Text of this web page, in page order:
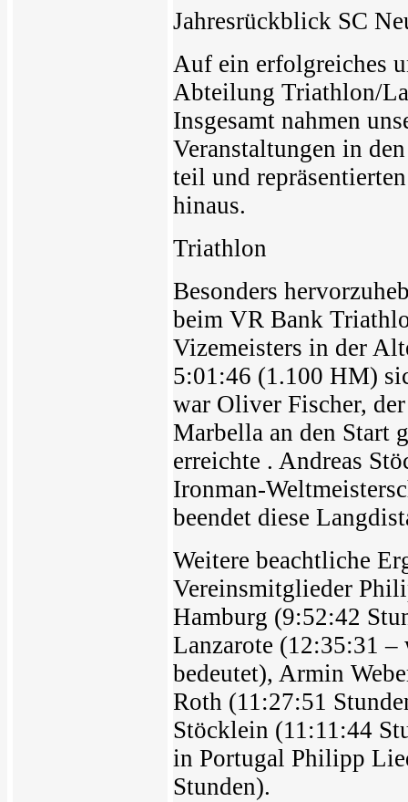
Jahresrückblick SC
Auf ein erfolgreiches
Abteilung Triathlon/
Insgesamt nahmen
Veranstaltungen in
teil und
hinaus.
Triathlon
Besonders
beim VR Bank
Vizemeisters in der
5:01:46 (1.100 HM)
war Oliver Fischer,
Marbella an den Start
erreichte . Andreas
Ironman-
beendet diese
Weitere beachtliche
Vereinsmitglieder
Hamburg (9:52:42
Lanzarote (12:35:31
bedeutet), Armin
Roth (11:27:51
Stöcklein (11:11:44
in Portugal Philipp
Stunden).